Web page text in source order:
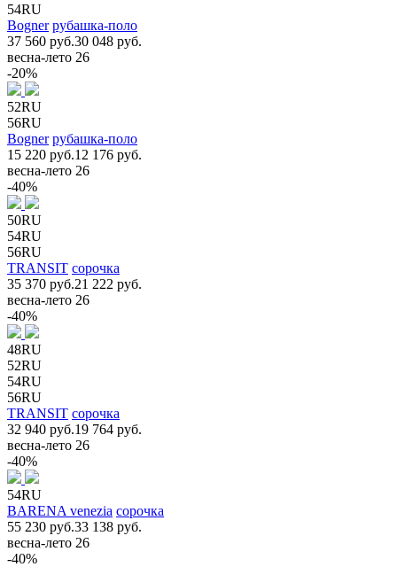
54RU
Bogner рубашка-поло
37 560 руб.30 048 руб.
весна-лето 26
-20%
52RU
56RU
Bogner рубашка-поло
15 220 руб.12 176 руб.
весна-лето 26
-40%
50RU
54RU
56RU
TRANSIT сорочка
35 370 руб.21 222 руб.
весна-лето 26
-40%
48RU
52RU
54RU
56RU
TRANSIT сорочка
32 940 руб.19 764 руб.
весна-лето 26
-40%
54RU
BARENA venezia сорочка
55 230 руб.33 138 руб.
весна-лето 26
-40%